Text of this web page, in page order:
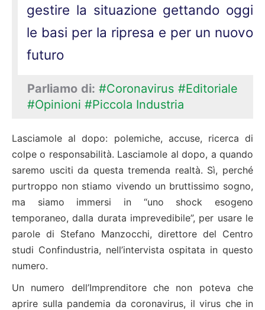
gestire la situazione gettando oggi
le basi per la ripresa e per un nuovo
futuro
Parliamo di: #Coronavirus #Editoriale
#Opinioni #Piccola Industria
Lasciamole al dopo: polemiche, accuse, ricerca di
colpe o responsabilità. Lasciamole al dopo, a quando
saremo usciti da questa tremenda realtà. Sì, perché
purtroppo non stiamo vivendo un bruttissi­mo sogno,
ma siamo immersi in “uno shock esogeno
temporaneo, dalla durata imprevedibile”, per usare le
parole di Stefano Manzocchi, direttore del Centro
studi Confindustria, nell’intervista ospitata in questo
numero.
Un numero dell’Imprenditore che non poteva che
aprire sulla pandemia da coronavirus, il virus che in